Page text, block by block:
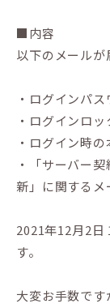
■内容
以下のメールが
・ログインパ
・ログインロ
・ログイン時
・「サーバー
新」に関するメ
2021年12月2日
す。
大変お手数で